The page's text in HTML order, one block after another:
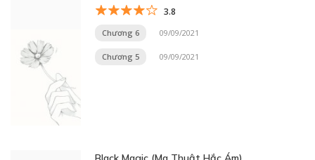
3.8
Chương 6 09/09/2021
Chương 5 09/09/2021